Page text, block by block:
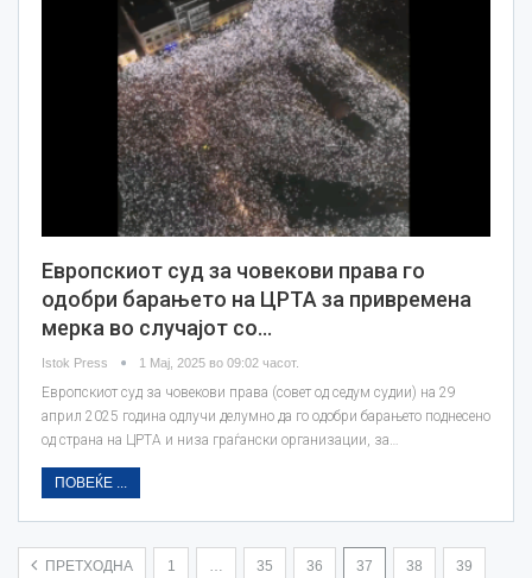
Европскиот суд за човекови права го
одобри барањето на ЦРТА за привремена
мерка во случајот со…
Istok Press 1 Мај, 2025 во 09:02 часот.
Европскиот суд за човекови права (совет од седум судии) на 29
април 2025 година одлучи делумно да го одобри барањето поднесено
од страна на ЦРТА и низа граѓански организации, за…
ПОВЕЌЕ ...
ПРЕТХОДНА 1 … 35 36 37 38 39